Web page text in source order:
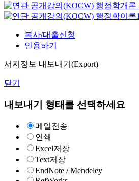
행정학개론
행정학이론1
복사/대출신청
인용하기
서지정보 내보내기(Export)
닫기
내보내기 형태를 선택하세요
메일전송
인쇄
Excel저장
Text저장
EndNote / Mendeley